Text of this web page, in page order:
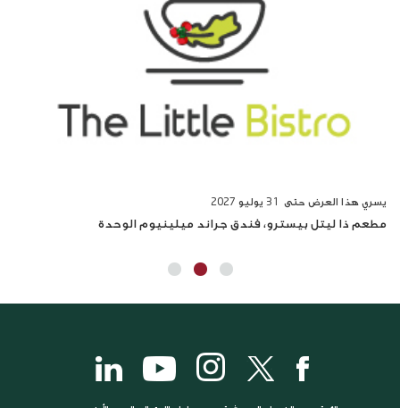
يسري هذا العرض حتى 31 يوليو 2027
مطعم ذا ليتل بيسترو، فندق جراند ميلينيوم الوحدة